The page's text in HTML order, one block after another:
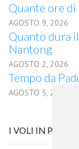
Quante ore di
AGOSTO 9, 2026
Quanto dura
Nantong
AGOSTO 2, 2026
Tempo da
AGOSTO 5, 2026
I VOLI IN